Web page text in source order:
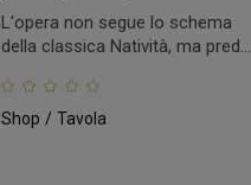
L'opera non segue lo schema
della classica Natività, ma pred...
Shop Tavola